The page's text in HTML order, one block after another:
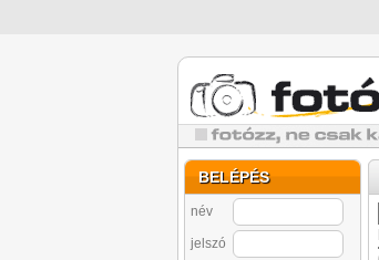
BELÉPÉS
név
jelszó